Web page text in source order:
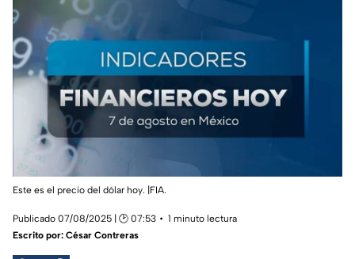
Este es el precio del dólar hoy. |FIA.
Publicado 07/08/2025 | 🕑 07:53
1 minuto lectura
Escrito por: César Contreras